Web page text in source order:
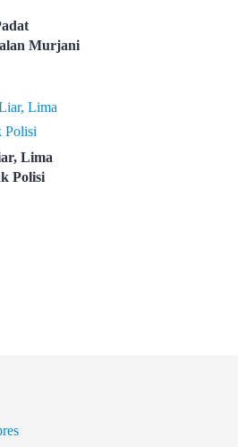
Murjani
Lima
Polisi